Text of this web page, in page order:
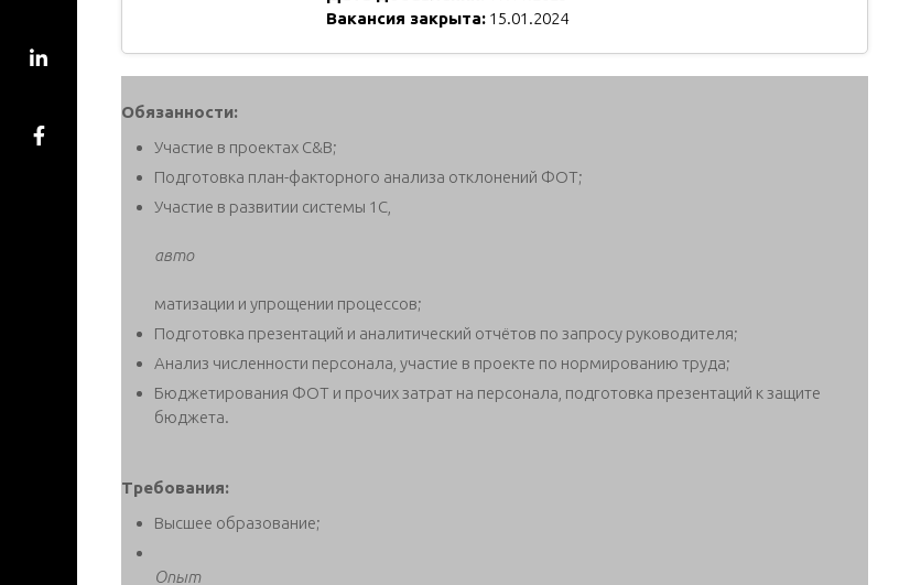
Вакансия закрыта: 15.01.2024
Обязанности:
Участие в проектах C&B;
Подготовка план-факторного анализа отклонений ФОТ;
Участие в развитии системы 1С,
авто
матизации и упрощении процессов;
Подготовка презентаций и аналитический отчётов по запросу руководителя;
Анализ численности персонала, участие в проекте по нормированию труда;
Бюджетирования ФОТ и прочих затрат на персонала, подготовка презентаций к защите
бюджета.
Требования:
Высшее образование;
Опыт